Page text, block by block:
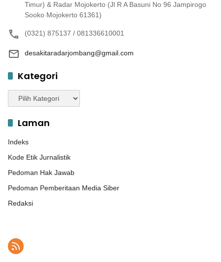
Timur) & Radar Mojokerto (Jl R A Basuni No 96 Jampirogo
Sooko Mojokerto 61361)
(0321) 875137 / 081336610001
desakitaradarjombang@gmail.com
Kategori
Kategori
Laman
Indeks
Kode Etik Jurnalistik
Pedoman Hak Jawab
Pedoman Pemberitaan Media Siber
Redaksi